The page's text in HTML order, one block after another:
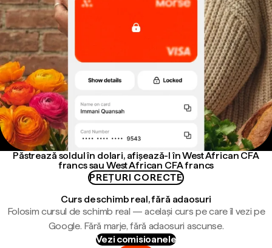
Păstrează soldul în dolari, afișează-l în West African CFA
francs sau West African CFA francs
PREȚURI CORECTE
Curs de schimb real, fără adaosuri
Folosim cursul de schimb real — același curs pe care îl vezi pe
Google. Fără marje, fără adaosuri ascunse.
Vezi comisioanele